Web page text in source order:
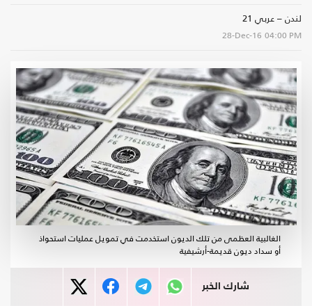
لندن – عربي 21
28-Dec-16 04:00 PM
الغالبية العظمى من تلك الديون استخدمت في تمويل عمليات استحواذ
أو سداد ديون قديمة-أرشيفية
شارك الخبر